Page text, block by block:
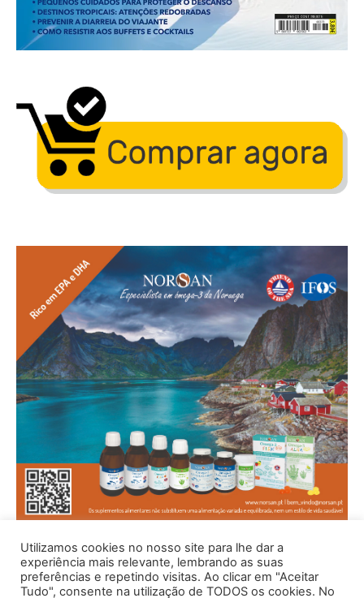
Utilizamos cookies no nosso site para lhe dar a
experiência mais relevante, lembrando as suas
preferências e repetindo visitas. Ao clicar em "Aceitar
Tudo", consente na utilização de TODOS os cookies. No